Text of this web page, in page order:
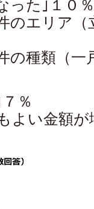
た｣１０％
エリア（
種類（一
％
い金額が